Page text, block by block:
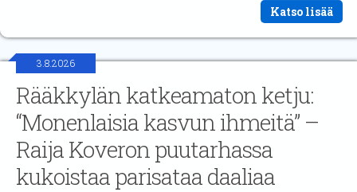
Katso lisää
3.8.2026
Rääkkylän katkeamaton ketju:
“Monenlaisia kasvun ihmeitä” –
Raija Koveron puutarhassa
kukoistaa parisataa daaliaa